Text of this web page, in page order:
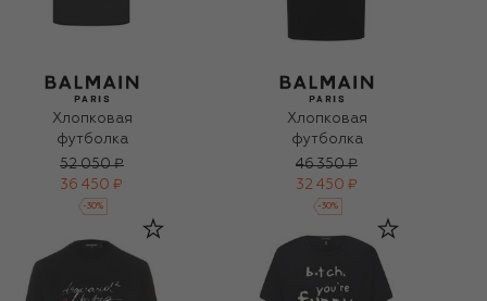
Хлопковая
футболка
52 050 ₽
36 450 ₽
-30%
Хлопковая
футболка
46 350 ₽
32 450 ₽
-30%